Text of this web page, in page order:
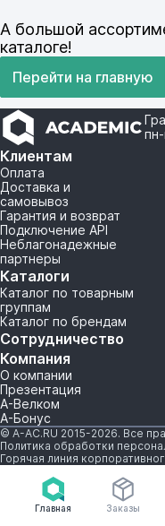
Главная Заказы
А большой
каталоге!
Перейти на главную
Клиентам
Оплата
Доставка и
самовывоз
Гарантия и возврат
Подключение API
Неблагонадежные
партнеры
Каталоги
Каталог по товарным
группам
Каталог по брендам
Сотрудничество
Компания
О компании
Презентация
А-Велком
А-Бонус
© A-AC.RU 2015-2026. Все
Политика обработки
Горячая линия